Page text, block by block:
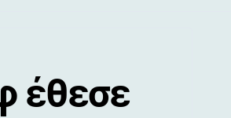
έθεσε